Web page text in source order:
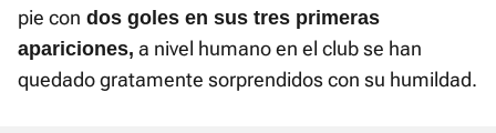
pie con dos goles en sus tres primeras
apariciones, a nivel humano en el club se han
quedado gratamente sorprendidos con su humildad.